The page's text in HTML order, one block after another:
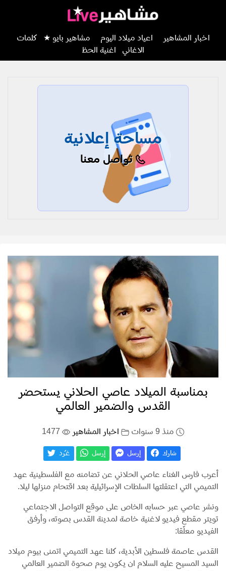
اخبار المشاهير اعياد ميلاد اليوم مشاهير بايو ★
كلمات
الاغاني
اغنية الحظ
مساحة إعلانية
تواصل معنا
بمناسبة الميلاد عاصي الحلاني يستحضر
القدس والضمير العالمي
منذ 9 سنوات اخبار المشاهير
شارك إرسل إرسل غـّرد
أعرب فارس الغناء عاصي الحلاني عن تضامنه مع الفلسطينية عهد
التميمي التي اعتقلتها السلطات الإسرائيلية بعد اقتحام منزلها ليلا.
ونشر عاصي عبر حسابه الخاص على موقع التواصل الاجتماعي
تويتر مقطع فيديو لاغنية خاصة لمدينة القدس بصوته، وأرفق
الفيديو معلّقا:
القدس عاصمة فلسطين الأبدية، كلنا عهد التميمي اتمنى بيوم ميلاد
السيد المسيح عليه السلام ان يكون يوم صحوة الضمير العالمي